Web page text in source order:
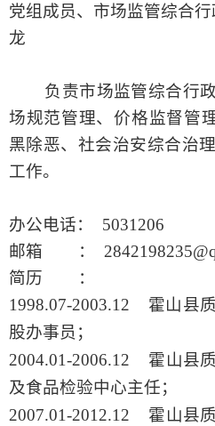
党组成员、市场监管综合
龙
负责市场监管综合行
场规范管理、价格监督管理
黑除恶、社会治安综合治
工作。
办公电话：
5031206
邮箱 ：
简历 ：
1998.07-2003.12 霍山县
股办事员；
2004.01-2006.12 霍山县
及食品检验中心主任；
2007.01-2012.12 霍山县